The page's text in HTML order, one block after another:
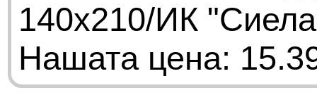
140x210/ИК
Нашата цена: